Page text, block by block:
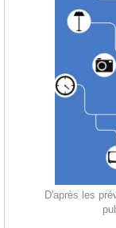
D'après les